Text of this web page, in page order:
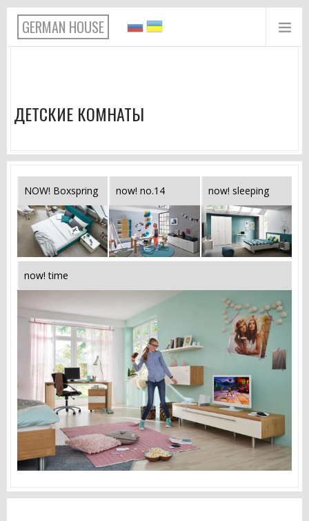
Перейти к основному содержанию
GERMAN HOUSE
ДЕТСКИЕ КОМНАТЫ
NOW! Boxspring now! no.14 now! sleeping
now! time